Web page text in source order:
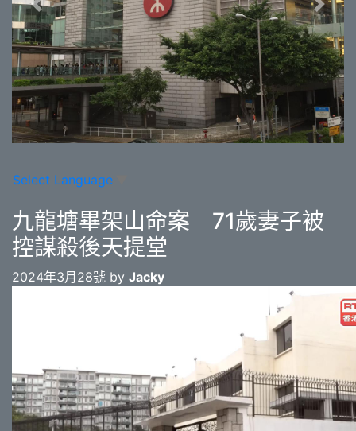
Select Language
九龍塘畢架山命案 71歲妻子被
控謀殺後天提堂
2024年3月28號 by Jacky